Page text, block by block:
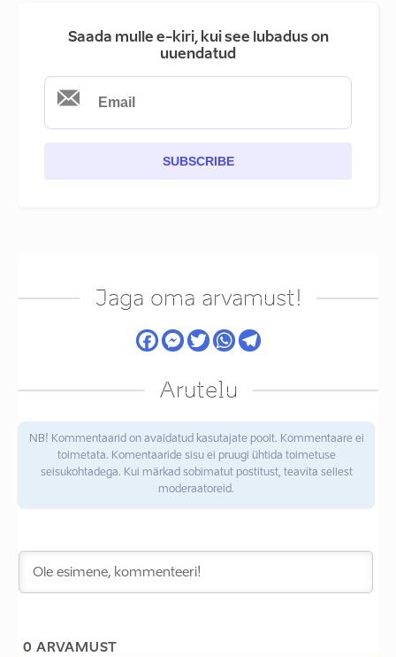
Saada mulle e-kiri, kui see lubadus on
uuendatud
SUBSCRIBE
Jaga oma arvamust!
Arutelu
NB! Kommentaarid on avaldatud kasutajate poolt. Kommentaare ei
toimetata. Komentaaride sisu ei pruugi ühtida toimetuse
seisukohtadega. Kui märkad sobimatut postitust, teavita sellest
moderaatoreid.
0 ARVAMUST